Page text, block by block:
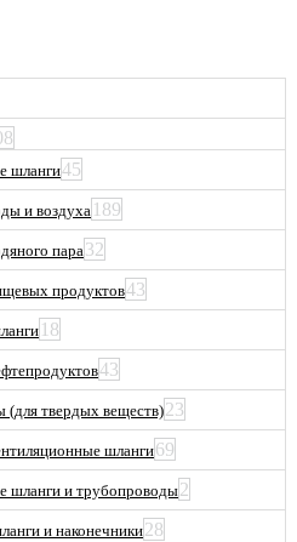
шланги45
и воздуха 189
пара32
продуктов43
18
43
(для твердых веществ)23
шланги69
шланги и трубопроводы2
и наконечники28